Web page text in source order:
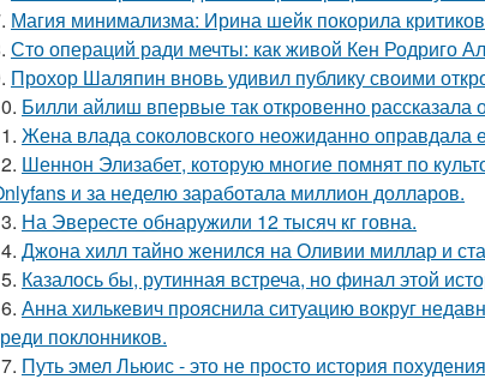
Магия минимализма: Ирина шейк покорила
Сто операций ради мечты: как живой Кен Родриго
Прохор Шаляпин вновь удивил публику своими
Билли айлиш впервые так откровенно рассказала
Жена влада соколовского неожиданно оправдала
Шеннон Элизабет, которую многие помнят по
и за неделю заработала миллион долларов.
На Эвересте обнаружили 12 тысяч кг говна.
Джона хилл тайно женился на Оливии миллар и
Казалось бы, рутинная встреча, но финал этой
Анна хилькевич прояснила ситуацию вокруг
поклонников.
Путь эмел Льюис - это не просто история